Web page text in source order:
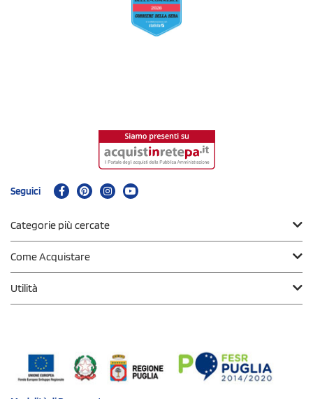
Seguici
Categorie più cercate
Come Acquistare
Utilità